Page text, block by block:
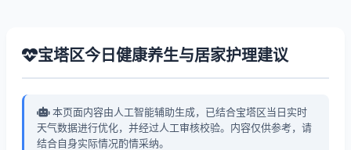
宝塔区今日健康养生与居家护理建议
本页面内容由人工智能辅助生成，已结合宝塔区当日实时
天气数据进行优化，并经过人工审核校验。内容仅供参考，请
结合自身实际情况酌情采纳。